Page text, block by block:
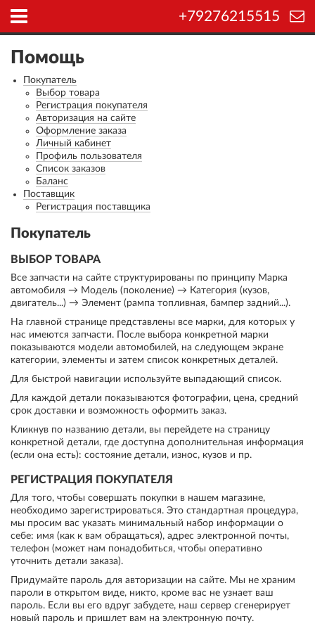
+79276215515
Помощь
Покупатель
Выбор товара
Регистрация покупателя
Авторизация на сайте
Оформление заказа
Личный кабинет
Профиль пользователя
Список заказов
Баланс
Поставщик
Регистрация поставщика
Покупатель
ВЫБОР ТОВАРА
Все запчасти на сайте структурированы по принципу Марка
автомобиля → Модель (поколение) → Категория (кузов,
двигатель...) → Элемент (рампа топливная, бампер задний...).
На главной странице представлены все марки, для которых у
нас имеются запчасти. После выбора конкретной марки
показываются модели автомобилей, на следующем экране
категории, элементы и затем список конкретных деталей.
Для быстрой навигации используйте выпадающий список.
Для каждой детали показываются фотографии, цена, средний
срок доставки и возможность оформить заказ.
Кликнув по названию детали, вы перейдете на страницу
конкретной детали, где доступна дополнительная информация
(если она есть): состояние детали, износ, кузов и пр.
РЕГИСТРАЦИЯ ПОКУПАТЕЛЯ
Для того, чтобы совершать покупки в нашем магазине,
необходимо зарегистрироваться. Это стандартная процедура,
мы просим вас указать минимальный набор информации о
себе: имя (как к вам обращаться), адрес электронной почты,
телефон (может нам понадобиться, чтобы оперативно
уточнить детали заказа).
Придумайте пароль для авторизации на сайте. Мы не храним
пароли в открытом виде, никто, кроме вас не узнает ваш
пароль. Если вы его вдруг забудете, наш сервер сгенерирует
новый пароль и пришлет вам на электронную почту.